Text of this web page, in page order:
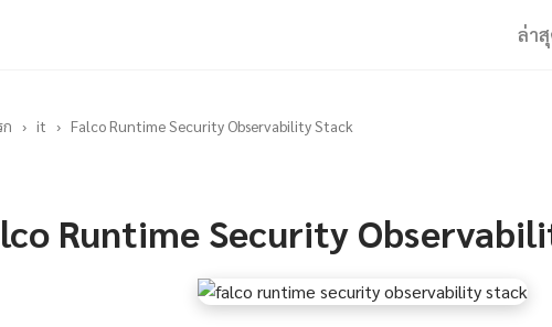
ล่า
› it › Falco Runtime Security Observability Stack
Runtime Security